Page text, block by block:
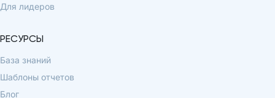
Для лидеров
РЕСУРСЫ
База знаний
Шаблоны отчетов
Блог